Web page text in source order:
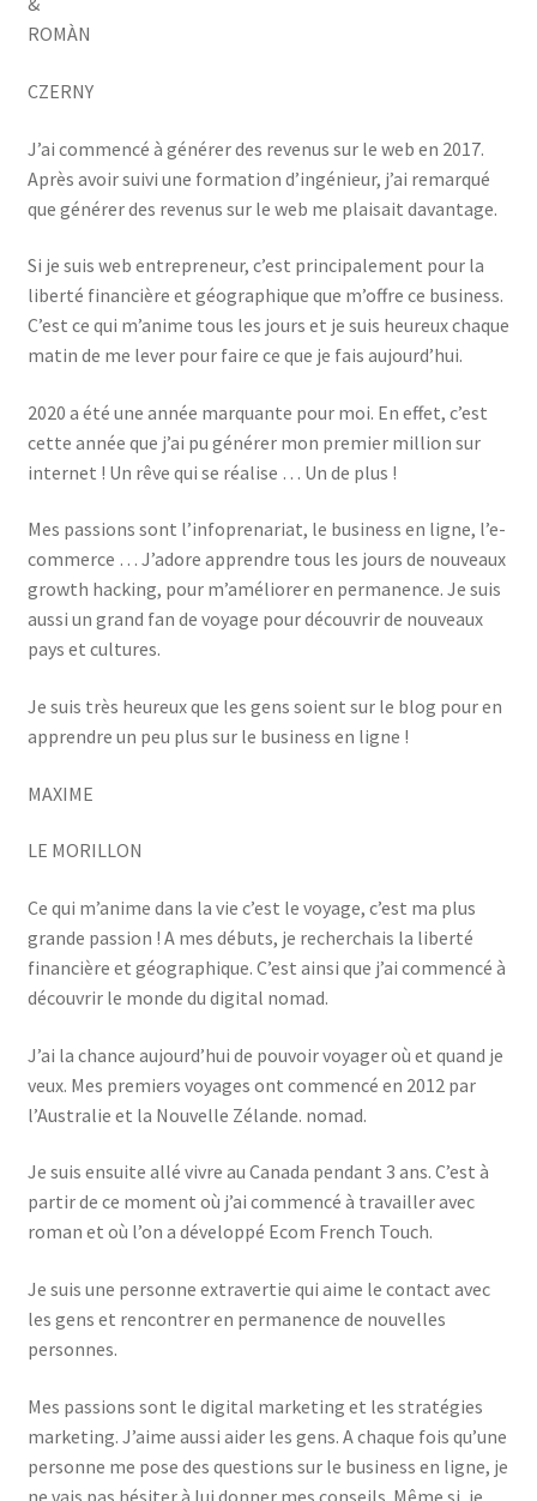
ROMÀN
CZERNY
J’ai commencé à générer des revenus sur le web en 2017.
Après avoir suivi une formation d’ingénieur, j’ai remarqué
que générer des revenus sur le web me plaisait davantage.
Si je suis web entrepreneur, c’est principalement pour la
liberté financière et géographique que m’offre ce business.
C’est ce qui m’anime tous les jours et je suis heureux chaque
matin de me lever pour faire ce que je fais aujourd’hui.
2020 a été une année marquante pour moi. En effet, c’est
cette année que j’ai pu générer mon premier million sur
internet ! Un rêve qui se réalise … Un de plus !
Mes passions sont l’infoprenariat, le business en ligne, l’e-
commerce … J’adore apprendre tous les jours de nouveaux
growth hacking, pour m’améliorer en permanence. Je suis
aussi un grand fan de voyage pour découvrir de nouveaux
pays et cultures.
Je suis très heureux que les gens soient sur le blog pour en
apprendre un peu plus sur le business en ligne !
MAXIME
LE MORILLON
Ce qui m’anime dans la vie c’est le voyage, c’est ma plus
grande passion ! A mes débuts, je recherchais la liberté
financière et géographique. C’est ainsi que j’ai commencé à
découvrir le monde du digital nomad.
J’ai la chance aujourd’hui de pouvoir voyager où et quand je
veux. Mes premiers voyages ont commencé en 2012 par
l’Australie et la Nouvelle Zélande. nomad.
Je suis ensuite allé vivre au Canada pendant 3 ans. C’est à
partir de ce moment où j’ai commencé à travailler avec
roman et où l’on a développé Ecom French Touch.
Je suis une personne extravertie qui aime le contact avec
les gens et rencontrer en permanence de nouvelles
personnes.
Mes passions sont le digital marketing et les stratégies
marketing. J’aime aussi aider les gens. A chaque fois qu’une
personne me pose des questions sur le business en ligne, je
ne vais pas hésiter à lui donner mes conseils. Même si, je